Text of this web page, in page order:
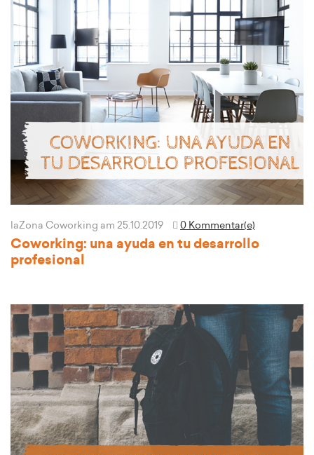
laZona Coworking am 25.10.2019 0 Kommentar(e)
Coworking: una ayuda en tu desarrollo
profesional